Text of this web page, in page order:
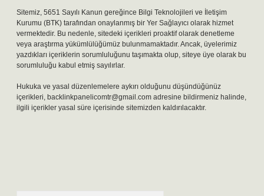
Sitemiz, 5651 Sayılı Kanun gereğince Bilgi Teknolojileri ve İletişim
Kurumu (BTK) tarafından onaylanmış bir Yer Sağlayıcı olarak hizmet
vermektedir. Bu nedenle, sitedeki içerikleri proaktif olarak denetleme
veya araştırma yükümlülüğümüz bulunmamaktadır. Ancak, üyelerimiz
yazdıkları içeriklerin sorumluluğunu taşımakta olup, siteye üye olarak bu
sorumluluğu kabul etmiş sayılırlar.
Hukuka ve yasal düzenlemelere aykırı olduğunu düşündüğünüz
içerikleri, backlinkpanelicomtr@gmail.com adresine bildirmeniz halinde,
ilgili içerikler yasal süre içerisinde sitemizden kaldırılacaktır.